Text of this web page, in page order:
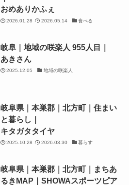
おめありかふぇ
2026.01.28 2026.05.14 食べる
岐阜｜地域の咲楽人 955人目｜
あきさん
2025.12.05 地域の咲楽人
岐阜県｜本巣郡｜北方町｜住まい
と暮らし｜
キタガタタイヤ
2025.10.28 2026.03.30 暮らす
岐阜県｜本巣郡｜北方町｜まちあ
るきMAP｜SHOWAスポーツピア